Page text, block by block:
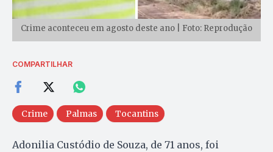
Crime aconteceu em agosto deste ano | Foto: Reprodução
COMPARTILHAR
Crime Palmas Tocantins
Adonilia Custódio de Souza, de 71 anos, foi